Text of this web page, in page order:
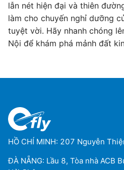
lẫn nét hiện đại và thiên
làm cho chuyến nghỉ dưỡng
tuyệt vời. Hãy nhanh chóng
Nội để khám phá mảnh đất
HỒ CHÍ MINH: 207 Nguyễn
ĐÀ NẴNG: Lầu 8, Tòa nhà ACB